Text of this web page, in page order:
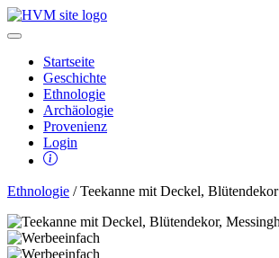
Startseite
Geschichte
Ethnologie
Archäologie
Provenienz
Login
Ethnologie / Teekanne mit Deckel, Blütendekor